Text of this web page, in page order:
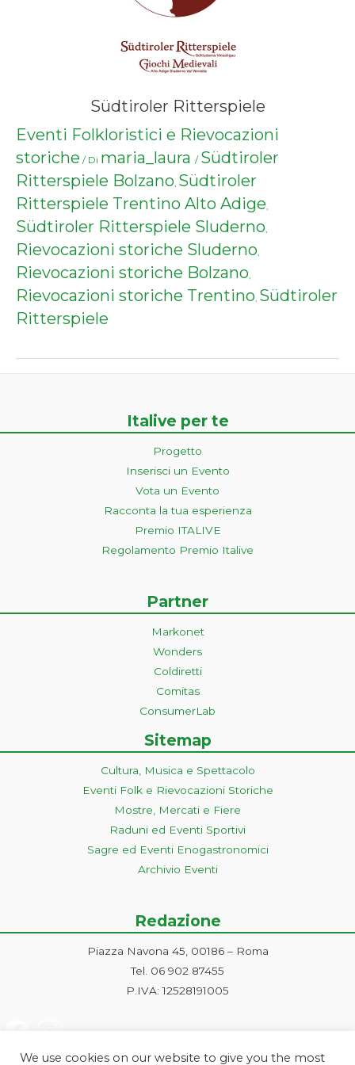
Südtiroler Ritterspiele
Eventi Folkloristici e Rievocazioni
storiche / Di maria_laura / Südtiroler
Ritterspiele Bolzano, Südtiroler
Ritterspiele Trentino Alto Adige,
Südtiroler Ritterspiele Sluderno,
Rievocazioni storiche Sluderno,
Rievocazioni storiche Bolzano,
Rievocazioni storiche Trentino, Südtiroler
Ritterspiele
Italive per te
Progetto
Inserisci un Evento
Vota un Evento
Racconta la tua esperienza
Premio ITALIVE
Regolamento Premio Italive
Partner
Markonet
Wonders
Coldiretti
Comitas
ConsumerLab
Sitemap
Cultura, Musica e Spettacolo
Eventi Folk e Rievocazioni Storiche
Mostre, Mercati e Fiere
Raduni ed Eventi Sportivi
Sagre ed Eventi Enogastronomici
Archivio Eventi
Redazione
Piazza Navona 45, 00186 – Roma
Tel. 06 902 87455
P.IVA: 12528191005
We use cookies on our website to give you the most